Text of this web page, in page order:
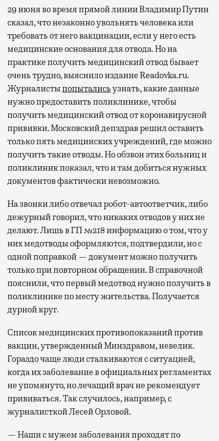
29 июня во время прямой линии Владимир Путин
сказал, что незаконно увольнять человека или
требовать от него вакцинации, если у него есть
медицинские основания для отвода. Но на
практике получить медицинский отвод бывает
очень трудно, выяснило издание Readovka.ru.
Журналистыпопыталисьузнать, какие данные
нужно предоставить поликлинике, чтобы
получить медицинский отвод от коронавирусной
прививки. Московский депздрав решил оставить
только пять медицинских учреждений, где можно
получить такие отводы. Но обзвон этих больниц и
поликлиник показал, что и там добиться нужных
документов фактически невозможно.
На звонки либо отвечал робот-автоответчик, либо
дежурный говорил, что никаких отводов у них не
делают. Лишь в ГП №218 информацию о том, что у
них медотводы оформляются, подтвердили, но с
одной поправкой — документ можно получить
только при повторном обращении. В справочной
пояснили, что первый медотвод нужно получить в
поликлинике по месту жительства. Получается
дурной круг.
Список медицинских противопоказаний против
вакцин, утвержденный Минздравом, невелик.
Гораздо чаще люди сталкиваются с ситуацией,
когда их заболевание в официальных регламентах
не упомянуто, но лечащий врач не рекомендует
прививаться. Так случилось, например, с
журналисткой Лесей Орловой.
— Наши с мужем заболевания проходят по